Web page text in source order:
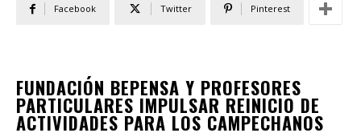
Facebook Twitter Pinterest
FUNDACIÓN BEPENSA Y PROFESORES
PARTICULARES IMPULSAR REINICIO DE
ACTIVIDADES PARA LOS CAMPECHANOS